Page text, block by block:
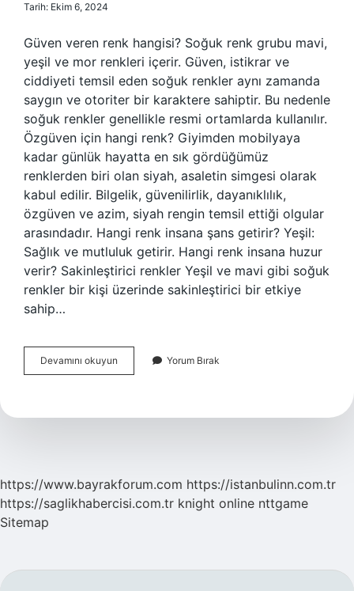
Tarih: Ekim 6, 2024
Güven veren renk hangisi? Soğuk renk grubu mavi,
yeşil ve mor renkleri içerir. Güven, istikrar ve
ciddiyeti temsil eden soğuk renkler aynı zamanda
saygın ve otoriter bir karaktere sahiptir. Bu nedenle
soğuk renkler genellikle resmi ortamlarda kullanılır.
Özgüven için hangi renk? Giyimden mobilyaya
kadar günlük hayatta en sık gördüğümüz
renklerden biri olan siyah, asaletin simgesi olarak
kabul edilir. Bilgelik, güvenilirlik, dayanıklılık,
özgüven ve azim, siyah rengin temsil ettiği olgular
arasındadır. Hangi renk insana şans getirir? Yeşil:
Sağlık ve mutluluk getirir. Hangi renk insana huzur
verir? Sakinleştirici renkler Yeşil ve mavi gibi soğuk
renkler bir kişi üzerinde sakinleştirici bir etkiye
sahip…
Devamını okuyun
Renk
Verir
Yorum Bırak
https://www.bayrakforum.com https://istanbulinn.com.tr
https://saglikhabercisi.com.tr knight online nttgame
Sitemap